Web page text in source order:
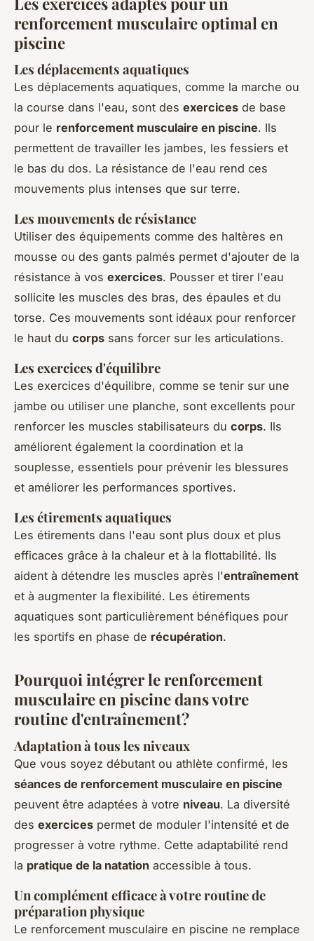
renforcement musculaire optimal en
piscine
Les déplacements aquatiques
Les déplacements aquatiques, comme la marche ou
la course dans l'eau, sont des exercices de base
pour le renforcement musculaire en piscine. Ils
permettent de travailler les jambes, les fessiers et
le bas du dos. La résistance de l'eau rend ces
mouvements plus intenses que sur terre.
Les mouvements de résistance
Utiliser des équipements comme des haltères en
mousse ou des gants palmés permet d'ajouter de la
résistance à vos exercices. Pousser et tirer l'eau
sollicite les muscles des bras, des épaules et du
torse. Ces mouvements sont idéaux pour renforcer
le haut du corps sans forcer sur les articulations.
Les exercices d'équilibre
Les exercices d'équilibre, comme se tenir sur une
jambe ou utiliser une planche, sont excellents pour
renforcer les muscles stabilisateurs du corps. Ils
améliorent également la coordination et la
souplesse, essentiels pour prévenir les blessures
et améliorer les performances sportives.
Les étirements aquatiques
Les étirements dans l'eau sont plus doux et plus
efficaces grâce à la chaleur et à la flottabilité. Ils
aident à détendre les muscles après l'entraînement
et à augmenter la flexibilité. Les étirements
aquatiques sont particulièrement bénéfiques pour
les sportifs en phase de récupération.
Pourquoi intégrer le renforcement
musculaire en piscine dans votre
routine d'entraînement?
Adaptation à tous les niveaux
Que vous soyez débutant ou athlète confirmé, les
séances de renforcement musculaire en piscine
peuvent être adaptées à votre niveau. La diversité
des exercices permet de moduler l'intensité et de
progresser à votre rythme. Cette adaptabilité rend
la pratique de la natation accessible à tous.
Un complément efficace à votre routine de
préparation physique
Le renforcement musculaire en piscine ne remplace